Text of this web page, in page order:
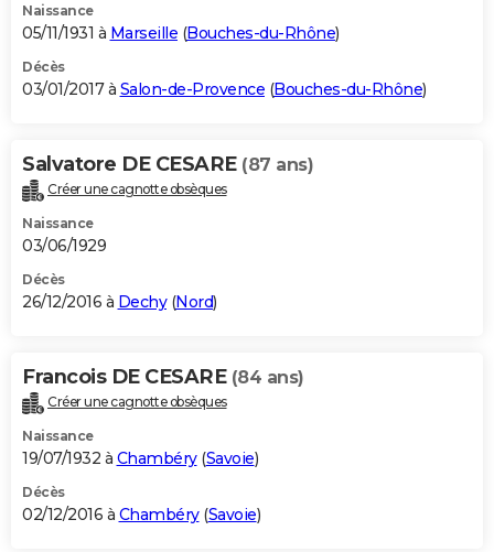
Naissance
05/11/1931 à Marseille (Bouches-du-Rhône)
Décès
03/01/2017 à Salon-de-Provence (Bouches-du-Rhône)
Salvatore DE CESARE (87 ans)
Créer une cagnotte obsèques
Naissance
03/06/1929
Décès
26/12/2016 à Dechy(Nord)
Francois DE CESARE (84 ans)
Créer une cagnotte obsèques
Naissance
19/07/1932 à Chambéry(Savoie)
Décès
02/12/2016 à Chambéry(Savoie)